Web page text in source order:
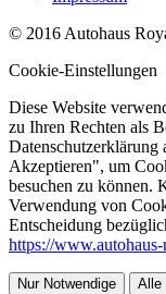
© 2016 Autohaus
Cookie-Einstellungen
Diese Website
zu Ihren Rechten als
Akzeptieren", um
besuchen zu können.
Verwendung von
Entscheidung
https://
Nur Notwendige Alle